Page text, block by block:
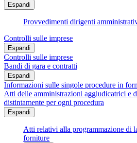
Espandi
Provvedimenti dirigenti
Controlli sulle imprese
Espandi
Controlli sulle imprese
Bandi di gara e contratti
Espandi
Informazioni sulle singole procedure in
Atti delle amministrazioni aggiudicatrici e
distintamente per ogni procedura
Espandi
Atti relativi alla programmazione di
forniture